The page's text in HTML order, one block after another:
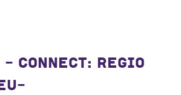
- CONNECT: REGIO